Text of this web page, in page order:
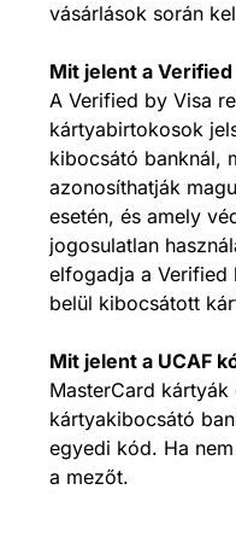
vásárlások során
Mit jelent a
A Verified by Visa
kártyabirtokosok
kibocsátó banknál,
azonosíthatják
esetén, és amely
jogosulatlan
elfogadja a Verified
belül kibocsátott
Mit jelent a UCAF
MasterCard kártyák
kártyakibocsátó
egyedi kód. Ha
a mezőt.